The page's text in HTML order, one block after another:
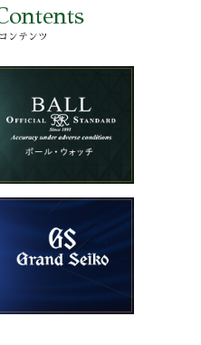
ンテンツ